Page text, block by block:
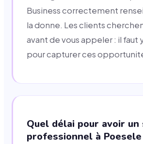
Business correctement
la donne. Les clients
avant de vous appeler : il faut
pour capturer ces
Quel délai pour avoir un
professionnel à Poesele